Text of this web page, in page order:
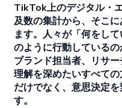
TikTok上のデジタル・
及数の集計から、 そこに
ます。 人々が「何をし
のように行動している
ブランド担当者、 リサー
理解を深めたいすべての
だけでなく、 意思決定を
す。